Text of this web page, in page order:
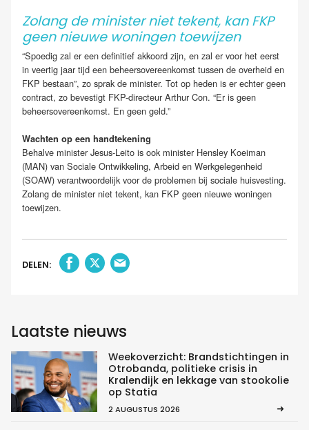
Zolang de minister niet tekent, kan FKP
geen nieuwe woningen toewijzen
“Spoedig zal er een definitief akkoord zijn, en zal er voor het eerst
in veertig jaar tijd een beheersovereenkomst tussen de overheid en
FKP bestaan”, zo sprak de minister. Tot op heden is er echter geen
contract, zo bevestigt FKP-directeur Arthur Con. “Er is geen
beheersovereenkomst. En geen geld.”
Wachten op een handtekening
Behalve minister Jesus-Leito is ook minister Hensley Koeiman
(MAN) van Sociale Ontwikkeling, Arbeid en Werkgelegenheid
(SOAW) verantwoordelijk voor de problemen bij sociale huisvesting.
Zolang de minister niet tekent, kan FKP geen nieuwe woningen
toewijzen.
DELEN:
Laatste nieuws
Weekoverzicht: Brandstichtingen in
Otrobanda, politieke crisis in
Kralendijk en lekkage van stookolie
op Statia
2 AUGUSTUS 2026